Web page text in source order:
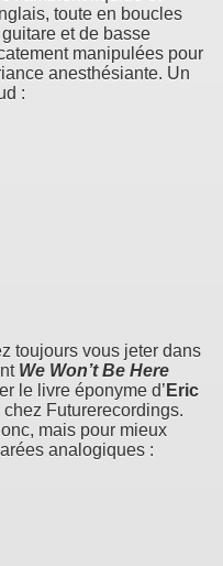
toute en boucles
et de basse
manipulées pour
anesthésiante. Un
:
toujours vous jeter dans
We Won’t Be Here
le livre éponyme d’ Eric
Futurerecordings.
mais pour mieux
analogiques :